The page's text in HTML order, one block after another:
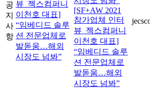
공
지
사
항
[SF+AW 2021
참가업체 인터
뷰_젝스컴퍼니
이천호 대표]
“임베디드 솔루
션 전문업체로
발돋움…해외
시장도 넘봐”